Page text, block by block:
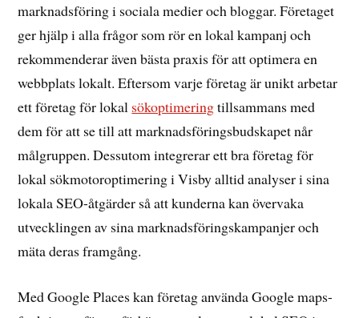
marknadsföring i sociala medier och bloggar. Företaget
ger hjälp i alla frågor som rör en lokal kampanj och
rekommenderar även bästa praxis för att optimera en
webbplats lokalt. Eftersom varje företag är unikt arbetar
ett företag för lokal sökoptimeringtillsammans med
dem för att se till att marknadsföringsbudskapet når
målgruppen. Dessutom integrerar ett bra företag för
lokal sökmotoroptimering i Visby alltid analyser i sina
lokala SEO-åtgärder så att kunderna kan övervaka
utvecklingen av sina marknadsföringskampanjer och
mäta deras framgång.
Med Google Places kan företag använda Google maps-